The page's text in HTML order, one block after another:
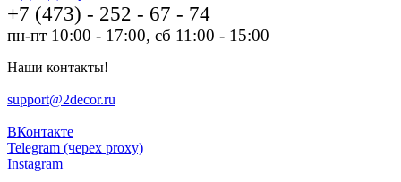
+7 (473) - 252 - 67 - 74
пн-пт 10:00 - 17:00, сб 11:00 - 15:00
Наши контакты!
support@2decor.ru
ВКонтакте
Telegram (черех proxy)
Instagram